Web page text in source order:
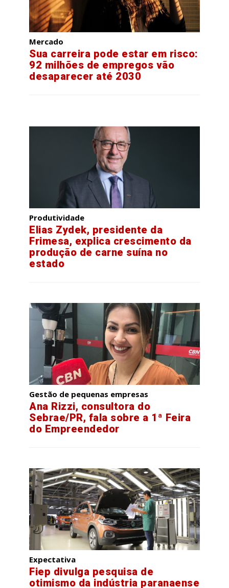
Mercado
Sua carreira pode estar em risco:
92 milhões de empregos vão
desaparecer até 2030
Produtividade
Elias Zydek, presidente da
Frimesa, explica crescimento da
produção de carne suína no
estado
Gestão de pequenas empresas
Ana Rizzi, consultora do
Sebrae/PR, fala sobre a 1ª Feira
do Empreendedor
Expectativa
Fiep divulga pesquisa de
otimismo da indústria paranaense